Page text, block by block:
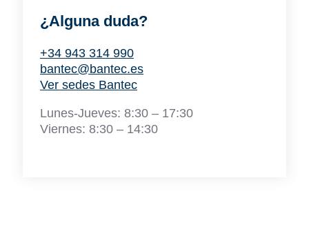
¿Alguna duda?
+34 943 314 990
bantec@bantec.es
Ver sedes Bantec
Lunes-Jueves: 8:30 – 17:30
Viernes: 8:30 – 14:30